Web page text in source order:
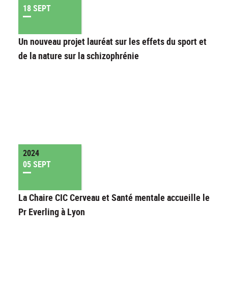
18 SEPT
Un nouveau projet lauréat sur les effets du sport et
de la nature sur la schizophrénie
2024
05 SEPT
La Chaire CIC Cerveau et Santé mentale accueille le
Pr Everling à Lyon